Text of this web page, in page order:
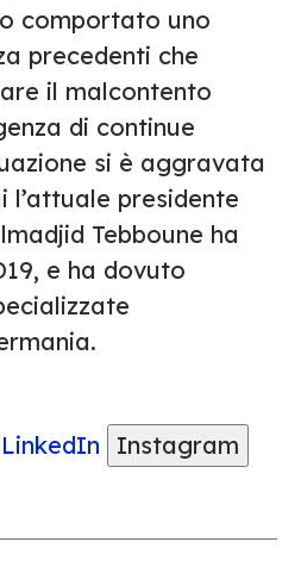
comportato uno
precedenti che
il malcontento
di continue
si è aggravata
l’attuale presidente
Tebboune ha
e ha dovuto
LinkedIn
Instagram